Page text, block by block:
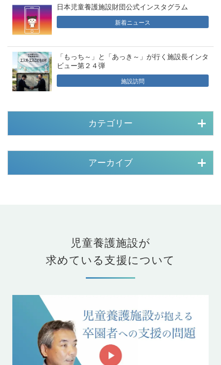
日本児童養護施設財団公式インスタグラム
新着ニュース
「もっち～」と「あっき～」が行く施設長インタ
ビュー第２４弾
施設訪問
カテゴリー
アーカイブ
児童養護施設が
求めている支援について